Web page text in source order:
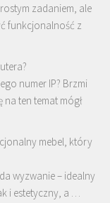
zadaniem, ale
funkcjonalność z
numer IP? Brzmi
ten temat mógł
mebel, który
wyzwanie – idealny
i estetyczny, a …